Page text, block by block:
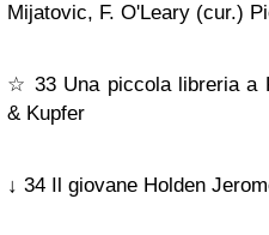
Mijatovic, F. O'Leary (cur.)
☆ 33 Una piccola libreria a
& Kupfer
↓ 34 Il giovane Holden